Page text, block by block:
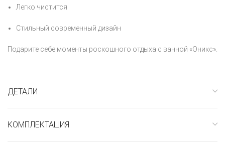
Легко чистится
Стильный современный дизайн
Подарите себе моменты роскошного отдыха с ванной «Оникс».
ДЕТАЛИ
КОМПЛЕКТАЦИЯ